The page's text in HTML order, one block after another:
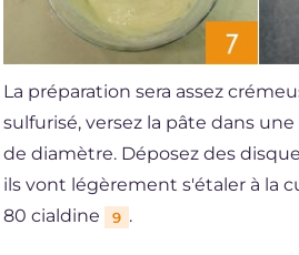
La préparation sera assez
sulfurisé, versez la pâte dans
de diamètre. Déposez des
ils vont légèrement s'étaler à la
80 cialdine
9 .